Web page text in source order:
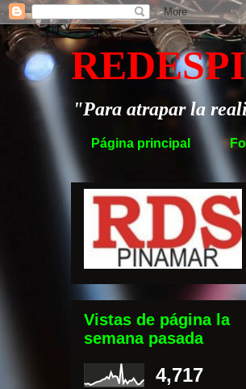
"Para atrapar la
Página principal
Vistas de página la
semana pasada
4,717